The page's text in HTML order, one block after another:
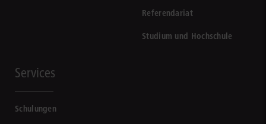
Referendariat
Studium und Hochschule
Services
Schulungen